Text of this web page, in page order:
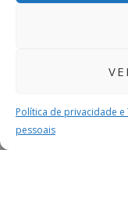
Política de privacidade
pessoais